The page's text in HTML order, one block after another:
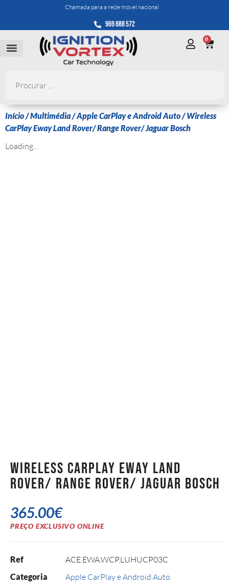
Chamada para a rede móvel nacional
969 888 572
0
Início/Multimédia/Apple CarPlay e Android Auto/ Wireless
CarPlay Eway Land Rover/ Range Rover/ Jaguar Bosch
Loading...
Wireless CarPlay Eway Land
Rover/ Range Rover/ Jaguar Bosch
365.00€
PREÇO EXCLUSIVO ONLINE
Ref ACE.EWA.WCP.LUHUCP03C
Categoria Apple CarPlay e Android Auto